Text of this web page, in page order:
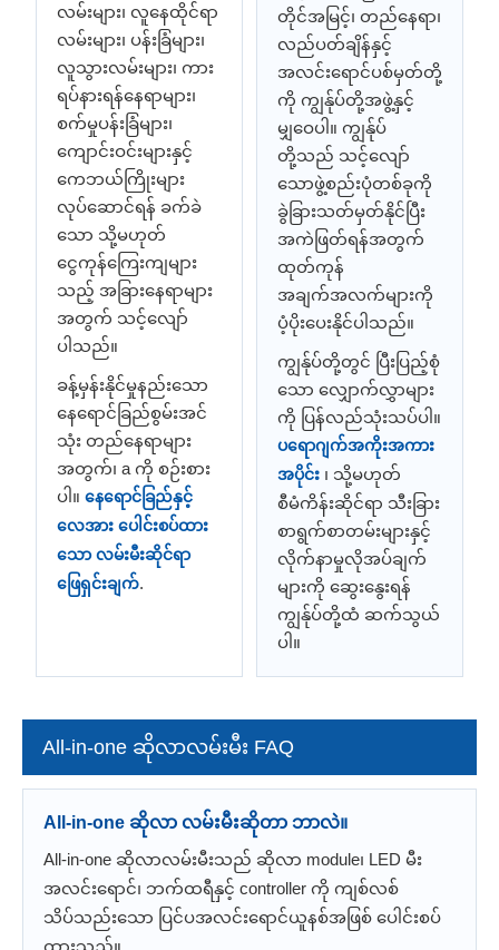
လမ်းများ၊ လူနေထိုင်ရာ
လမ်းများ၊ ပန်းခြံများ၊
လူသွားလမ်းများ၊ ကား
ရပ်နားရန်နေရာများ၊
စက်မှုပန်းခြံများ၊
ကျောင်းဝင်းများနှင့်
ကေဘယ်ကြိုးများ
လုပ်ဆောင်ရန် ခက်ခဲ
သော သို့မဟုတ်
ငွေကုန်ကြေးကျများ
သည့် အခြားနေရာများ
အတွက် သင့်လျော်
ပါသည်။
ခန့်မှန်းနိုင်မှုနည်းသော
နေရောင်ခြည်စွမ်းအင်
သုံး တည်နေရာများ
အတွက်၊ a ကို စဉ်းစား
ပါ။ နေရောင်ခြည်နှင့်
လေအား ပေါင်းစပ်ထား
သော လမ်းမီးဆိုင်ရာ
ဖြေရှင်းချက်.
တိုင်အမြင့်၊ တည်နေရာ၊
လည်ပတ်ချိန်နှင့်
အလင်းရောင်ပစ်မှတ်တို့
ကို ကျွန်ုပ်တို့အဖွဲ့နှင့်
မျှဝေပါ။ ကျွန်ုပ်
တို့သည် သင့်လျော်
သောဖွဲ့စည်းပုံတစ်ခုကို
ခွဲခြားသတ်မှတ်နိုင်ပြီး
အကဲဖြတ်ရန်အတွက်
ထုတ်ကုန်
အချက်အလက်များကို
ပံ့ပိုးပေးနိုင်ပါသည်။
ကျွန်ုပ်တို့တွင် ပြီးပြည့်စုံ
သော လျှောက်လွှာများ
ကို ပြန်လည်သုံးသပ်ပါ။
ပရောဂျက်အကိုးအကား
အပိုင်း ၊ သို့မဟုတ်
စီမံကိန်းဆိုင်ရာ သီးခြား
စာရွက်စာတမ်းများနှင့်
လိုက်နာမှုလိုအပ်ချက်
များကို ဆွေးနွေးရန်
ကျွန်ုပ်တို့ထံ ဆက်သွယ်
ပါ။
All-in-one ဆိုလာလမ်းမီး FAQ
All-in-one ဆိုလာ လမ်းမီးဆိုတာ ဘာလဲ။
All-in-one ဆိုလာလမ်းမီးသည် ဆိုလာ module၊ LED မီး
အလင်းရောင်၊ ဘက်ထရီနှင့် controller ကို ကျစ်လစ်
သိပ်သည်းသော ပြင်ပအလင်းရောင်ယူနစ်အဖြစ် ပေါင်းစပ်
ထားသည်။